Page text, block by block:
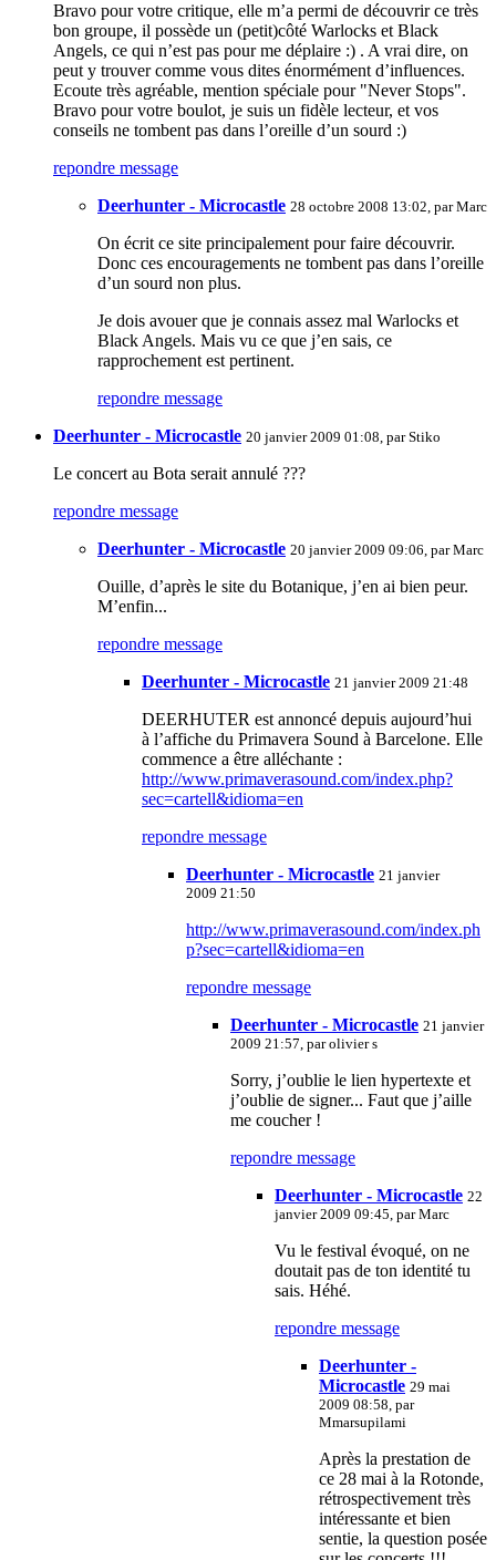
Bravo pour votre critique, elle m’a permi de découvrir ce très
bon groupe, il possède un (petit)côté Warlocks et Black
Angels, ce qui n’est pas pour me déplaire :) . A vrai dire, on
peut y trouver comme vous dites énormément d’influences.
Ecoute très agréable, mention spéciale pour "Never Stops".
Bravo pour votre boulot, je suis un fidèle lecteur, et vos
conseils ne tombent pas dans l’oreille d’un sourd :)
repondre message
Deerhunter - Microcastle 28 octobre 2008 13:02, parMarc
On écrit ce site principalement pour faire découvrir.
Donc ces encouragements ne tombent pas dans l’oreille
d’un sourd non plus.
Je dois avouer que je connais assez mal Warlocks et
Black Angels. Mais vu ce que j’en sais, ce
rapprochement est pertinent.
repondre message
Deerhunter - Microcastle 20 janvier 2009 01:08, parStiko
Le concert au Bota serait annulé ???
repondre message
Deerhunter - Microcastle 20 janvier 2009 09:06, parMarc
Ouille, d’après le site du Botanique, j’en ai bien peur.
M’enfin...
repondre message
Deerhunter - Microcastle 21 janvier 2009 21:48
DEERHUTER est annoncé depuis aujourd’hui
à l’affiche du Primavera Sound à Barcelone. Elle
commence a être alléchante :
http://www.primaverasound.com/index.php?
sec=cartell&idioma=en
repondre message
Deerhunter - Microcastle 21 janvier
2009 21:50
http://www.primaverasound.com/index.ph
p?sec=cartell&idioma=en
repondre message
Deerhunter - Microcastle 21 janvier
2009 21:57, parolivier s
Sorry, j’oublie le lien hypertexte et
j’oublie de signer... Faut que j’aille
me coucher !
repondre message
Deerhunter - Microcastle 22
janvier 2009 09:45, parMarc
Vu le festival évoqué, on ne
doutait pas de ton identité tu
sais. Héhé.
repondre message
Deerhunter -
Microcastle 29 mai
2009 08:58, par
Mmarsupilami
Après la prestation de
ce 28 mai à la Rotonde,
rétrospectivement très
intéressante et bien
sentie, la question posée